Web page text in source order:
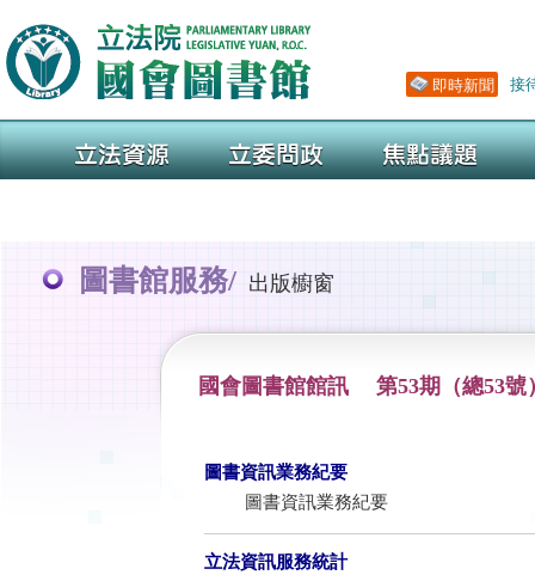
圖書館服務/ 出版櫥窗
國會圖書館館訊 第53期（總53號
圖書資訊業務紀要
圖書資訊業務紀要
立法資訊服務統計